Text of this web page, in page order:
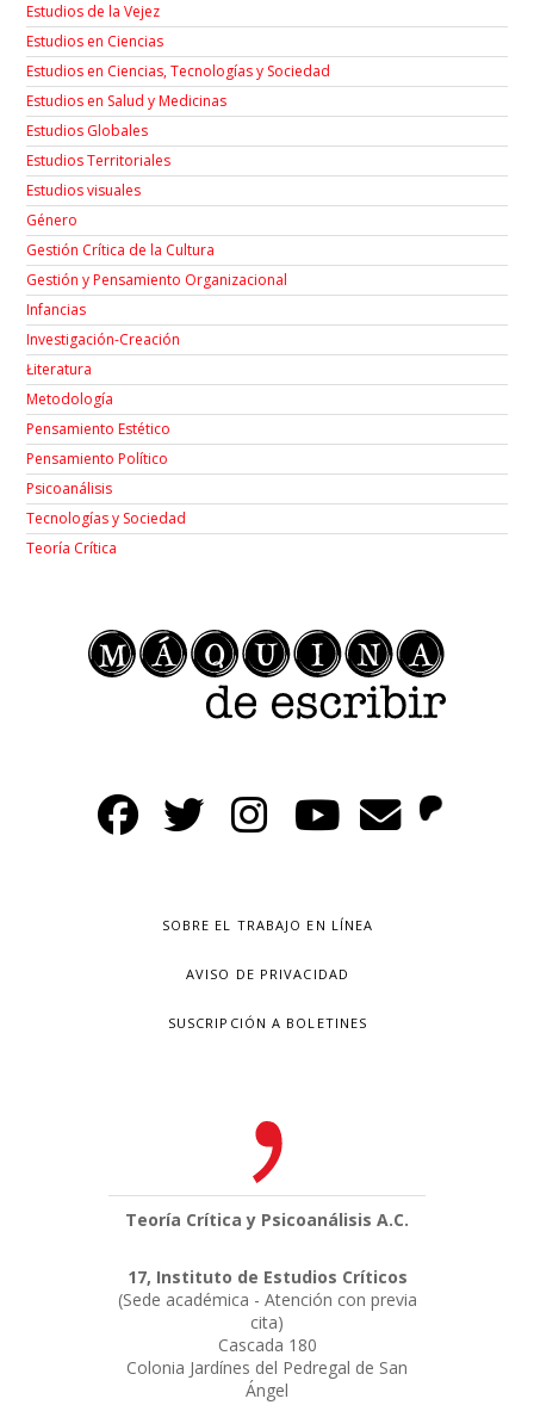
Estudios de la Vejez
Estudios en Ciencias
Estudios en Ciencias, Tecnologías y Sociedad
Estudios en Salud y Medicinas
Estudios Globales
Estudios Territoriales
Estudios visuales
Género
Gestión Crítica de la Cultura
Gestión y Pensamiento Organizacional
Infancias
Investigación-Creación
Łiteratura
Metodología
Pensamiento Estético
Pensamiento Político
Psicoanálisis
Tecnologías y Sociedad
Teoría Crítica
SOBRE EL TRABAJO EN LÍNEA
AVISO DE PRIVACIDAD
SUSCRIPCIÓN A BOLETINES
Teoría Crítica y Psicoanálisis A.C.
17, Instituto de Estudios Críticos
(Sede académica - Atención con previa
cita)
Cascada 180
Colonia Jardínes del Pedregal de San
Ángel